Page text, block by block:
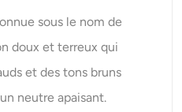
sous le nom de
doux et terreux qui
et des tons bruns
neutre apaisant.